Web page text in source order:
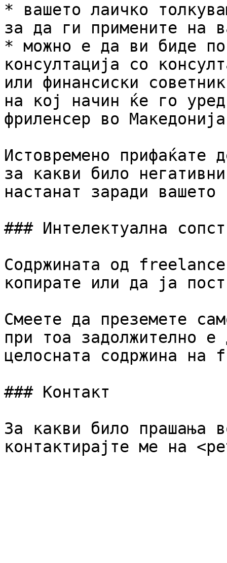
* вашето лаичко
за да ги примените на
* можно е да ви биде
консултација со
или финансиски
на кој начин ќе го
фриленсер во
Истовремено прифаќате
за какви било
настанат заради
### Интелектуална
Содржината од
копирате или да ја
Смеете да преземете
при тоа задолжително
целосната содржина на
### Контакт
За какви било прашања